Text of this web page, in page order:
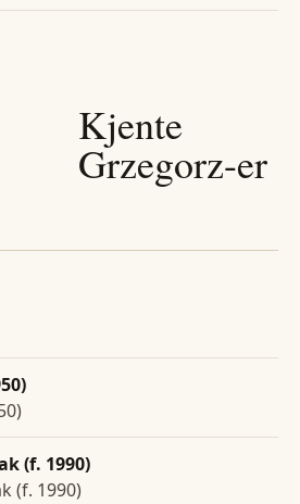
Kjente
Grzegorz-er
(f. 1990)
(f. 1990)